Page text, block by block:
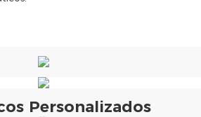
Personalizados